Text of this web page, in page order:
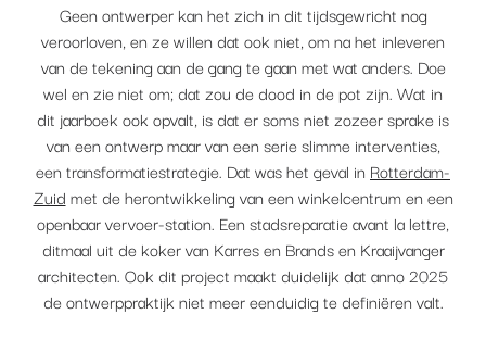
Geen ontwerper kan het zich in dit tijdsgewricht nog
veroorloven, en ze willen dat ook niet, om na het inleveren
van de tekening aan de gang te gaan met wat anders. Doe
wel en zie niet om; dat zou de dood in de pot zijn. Wat in
dit jaarboek ook opvalt, is dat er soms niet zozeer sprake is
van een ontwerp maar van een serie slimme interventies,
een transformatiestrategie. Dat was het geval in Rotterdam-
Zuid met de herontwikkeling van een winkelcentrum en een
openbaar vervoer-station. Een stadsreparatie avant la lettre,
ditmaal uit de koker van Karres en Brands en Kraaijvanger
architecten. Ook dit project maakt duidelijk dat anno 2025
de ontwerppraktijk niet meer eenduidig te definiëren valt.